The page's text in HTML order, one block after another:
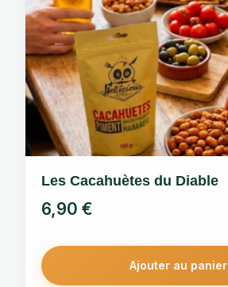
était :
74,40 €.
est :
54,90 €.
Les Cacahuètes du Diable
6,90 €
Ajouter au panier